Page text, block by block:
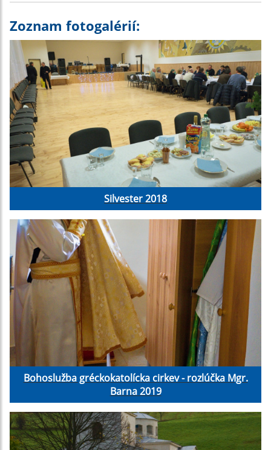
Zoznam fotogalérií:
Silvester 2018
Bohoslužba gréckokatolícka cirkev - rozlúčka Mgr.
Barna 2019